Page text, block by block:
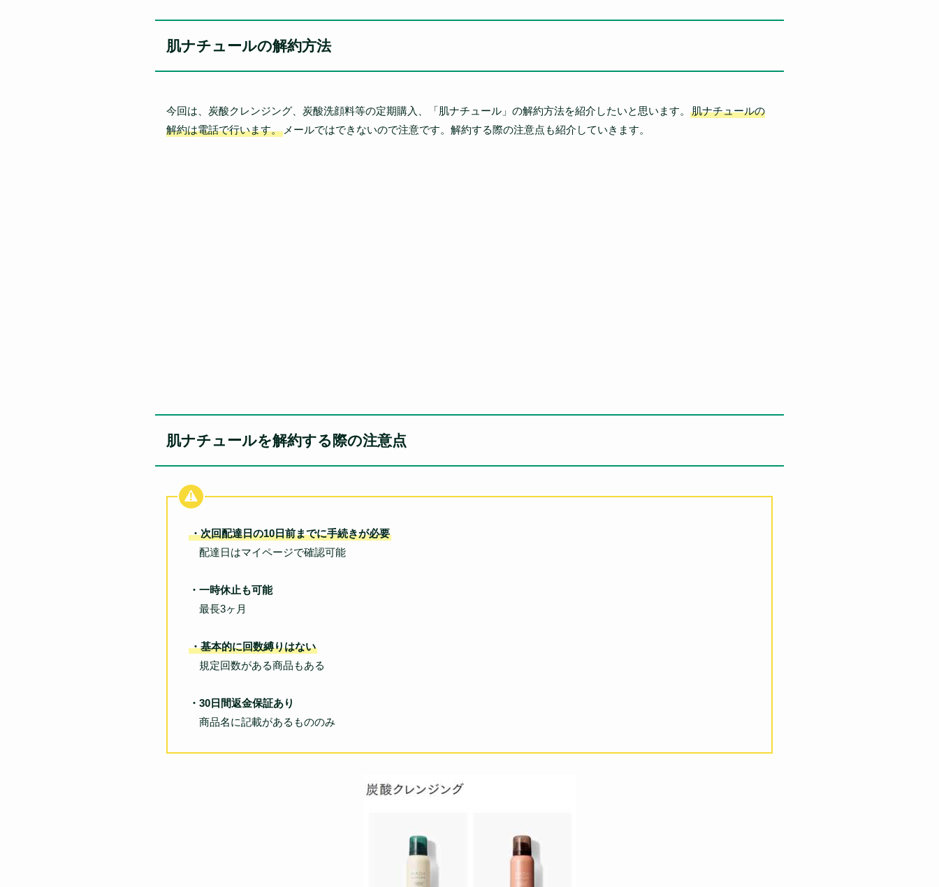
肌ナチュールの解約方法
今回は、炭酸クレンジング、炭酸洗顔料等の定期購入、「肌ナチュール」の解約方法を紹介したいと思います。
肌ナチュールの
解約は電話で行います。 メールではできないので注意です。解約する際の注意点も紹介していきます。
肌ナチュールを解約する際の注意点
・次回配達日の10日前までに手続きが必要
配達日はマイページで確認可能
・一時休止も可能
最長3ヶ月
・基本的に回数縛りはない
規定回数がある商品もある
・30日間返金保証あり
商品名に記載があるもののみ